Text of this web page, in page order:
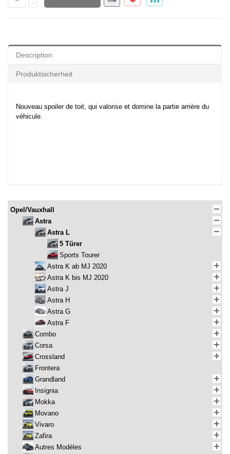
Description
Produktsicherheit
Nouveau spoiler de toit, qui valorise et domine la partie arrière du
véhicule.
Opel/Vauxhall
Astra
Astra L
5 Türer
Sports Tourer
Astra K ab MJ 2020
Astra K bis MJ 2020
Astra J
Astra H
Astra G
Astra F
Combo
Corsa
Crossland
Frontera
Grandland
Insignia
Mokka
Movano
Vivaro
Zafira
Autres Modèles